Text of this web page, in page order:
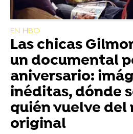
EN HBO
Las chicas
un documental
aniversario:
inéditas, dónde
quién vuelve del
original